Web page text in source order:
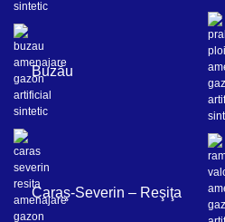
Buzău
Caraş-Severin – Reşiţa